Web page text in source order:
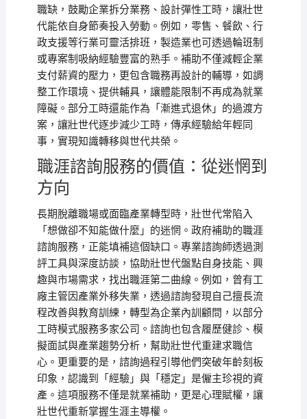
職缺，鼓勵企業拆分業務、設計彈性工時，讓壯世
代能依自身節奏投入勞動。例如，零售、餐飲、行
政支援等行業可靈活排班，製造業也可透過輪班制
或專案制吸納經驗豐富的熟手。補助不僅減輕企業
支付薪資的壓力，更包含職務再設計的輔導，如調
整工作環境、提供輔具，讓體能限制不再成為就業
障礙。部分工時還能作為「漸進式退休」的過渡方
案，讓壯世代逐步減少工時，傳承經驗給年輕同
事，實現知識轉移與世代共榮。
職涯諮詢服務的價值：從迷惘到
方向
長期脫離職場或面臨產業轉型時，壯世代常陷入
「想做卻不知能做什麼」的迷惘。政府補助的職涯
諮詢服務，正能填補這個缺口。專業諮詢師透過測
評工具與深度訪談，協助壯世代盤點自身技能、興
趣與市場需求，找出職涯第二曲線。例如，曾有工
廠主管因產業外移失業，透過諮詢發現自己擅長流
程改善與教育訓練，轉型為企業內訓顧問，以部分
工時模式服務多家公司。諮詢也包含履歷健診、模
擬面試與產業趨勢分析，幫助壯世代重建求職信
心。更重要的是，諮詢過程引導他們突破年齡刻板
印象，認識到「經驗」與「穩定」是僱主珍視的資
產。這項服務不僅是就業補助，更是心理賦權，讓
壯世代重新掌握生涯主導權。